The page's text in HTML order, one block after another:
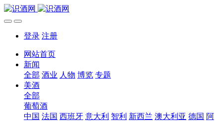
登录 注册
网站首页
新闻
全部 酒业 人物 博览 专题
美酒
全部
葡萄酒
中国 法国 西班牙 意大利 智利 新西兰 澳大利亚 德国 阿